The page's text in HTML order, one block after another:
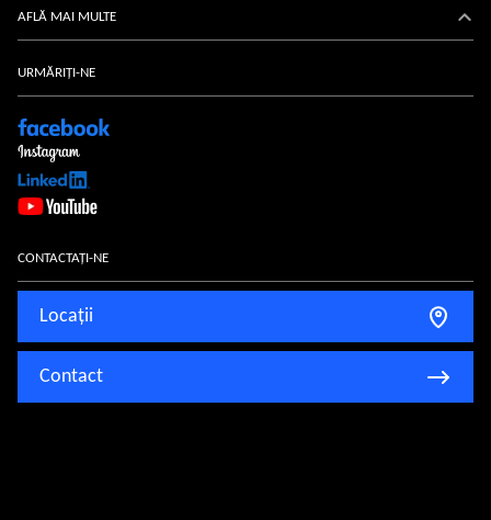
S-Way
S-eWay
X-Way
Acțiuni
IVECO-Fanshop
Utilizate
AFLĂ MAI MULTE
Despre-noi
Carieră
URMĂRIȚI-NE
CONTACTAȚI-NE
Locații
Contact